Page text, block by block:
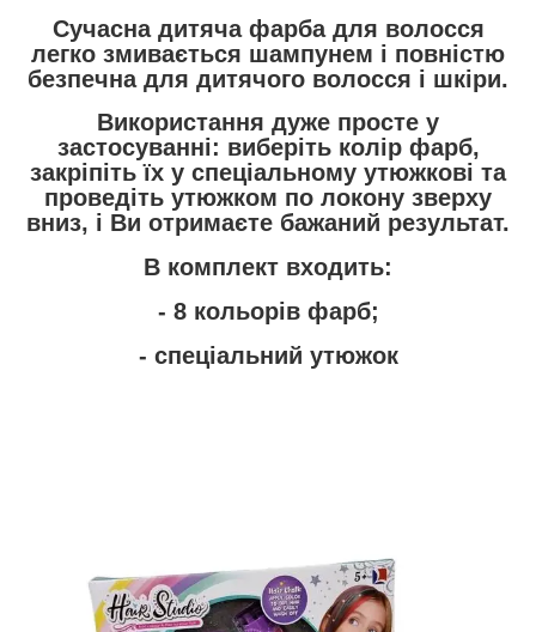
Сучасна дитяча фарба для волосся
легко змивається шампунем і повністю
безпечна для дитячого волосся і шкіри.
Використання дуже просте у
застосуванні: виберіть колір фарб,
закріпіть їх у спеціальному утюжкові та
проведіть утюжком по локону зверху
вниз, і Ви отримаєте бажаний результат.
В комплект входить:
- 8 кольорів фарб;
- спеціальний утюжок